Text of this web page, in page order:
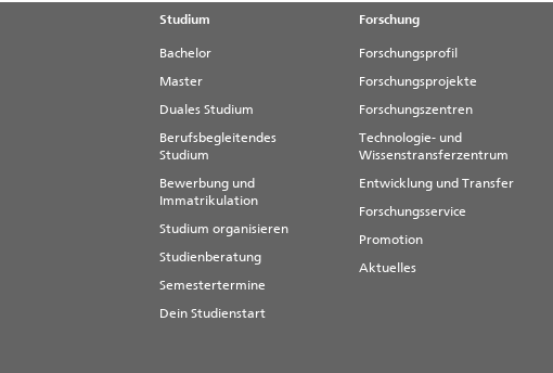
Studium
Bachelor
Master
Duales Studium
Berufsbegleitendes
Studium
Bewerbung und
Immatrikulation
Studium organisieren
Studienberatung
Semestertermine
Dein Studienstart
Forschung
Forschungsprofil
Forschungsprojekte
Forschungszentren
Technologie- und
Wissenstransferzentrum
Entwicklung und Transfer
Forschungsservice
Promotion
Aktuelles